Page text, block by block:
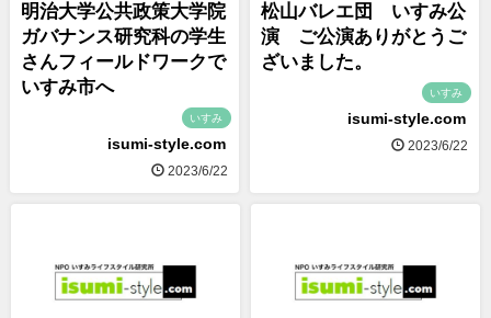
明治大学公共政策大学院
ガバナンス研究科の学生
さんフィールドワークで
いすみ市へ
いすみ
isumi-style.com
2023/6/22
松山バレエ団 いすみ公
演 ご公演ありがとうご
ざいました。
いすみ
isumi-style.com
2023/6/22